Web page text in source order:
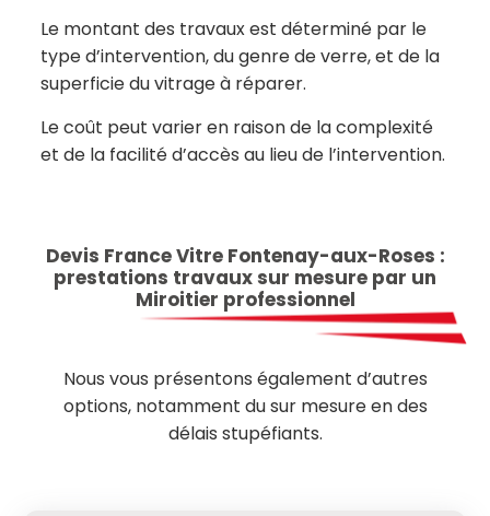
Le montant des travaux est déterminé par le
type d’intervention, du genre de verre, et de la
superficie du vitrage à réparer.
Le coût peut varier en raison de la complexité
et de la facilité d’accès au lieu de l’intervention.
Devis France Vitre Fontenay-aux-Roses :
prestations travaux sur mesure par un
Miroitier professionnel
Nous vous présentons également d’autres
options, notamment du sur mesure en des
délais stupéfiants.